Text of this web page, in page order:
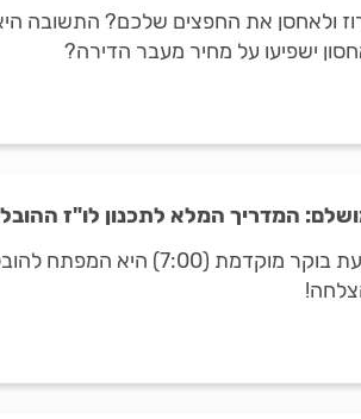
ולאחסן את החפצים שלכם? התשובה
ישפיעו על מחיר מעבר הדירה?
המדריך המלא לתכנון לו"ז
מתכננים מעבר דירה? גלו למה שעת